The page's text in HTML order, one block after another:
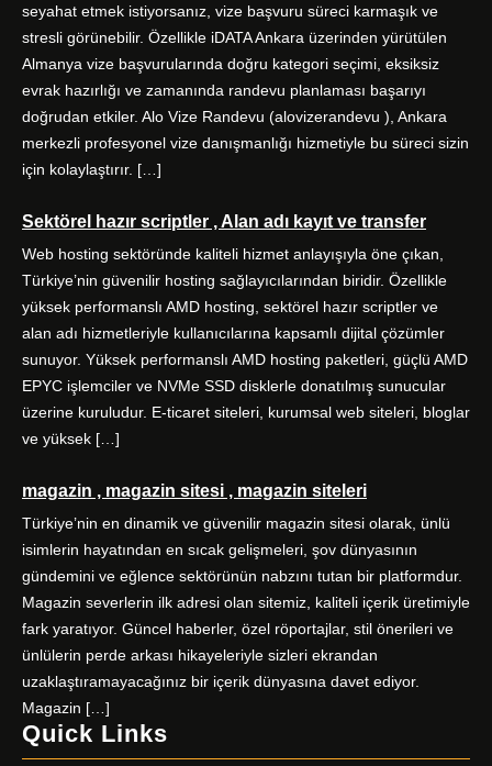
o
k
r
r
a
m
I
n
seyahat etmek istiyorsanız, vize başvuru süreci karmaşık ve
stresli görünebilir. Özellikle iDATA Ankara üzerinden yürütülen
Almanya vize başvurularında doğru kategori seçimi, eksiksiz
evrak hazırlığı ve zamanında randevu planlaması başarıyı
doğrudan etkiler. Alo Vize Randevu (alovizerandevu ), Ankara
merkezli profesyonel vize danışmanlığı hizmetiyle bu süreci sizin
için kolaylaştırır. […]
Sektörel hazır scriptler , Alan adı kayıt ve transfer
Web hosting sektöründe kaliteli hizmet anlayışıyla öne çıkan,
Türkiye’nin güvenilir hosting sağlayıcılarından biridir. Özellikle
yüksek performanslı AMD hosting, sektörel hazır scriptler ve
alan adı hizmetleriyle kullanıcılarına kapsamlı dijital çözümler
sunuyor. Yüksek performanslı AMD hosting paketleri, güçlü AMD
EPYC işlemciler ve NVMe SSD disklerle donatılmış sunucular
üzerine kuruludur. E-ticaret siteleri, kurumsal web siteleri, bloglar
ve yüksek […]
magazin , magazin sitesi , magazin siteleri
Türkiye’nin en dinamik ve güvenilir magazin sitesi olarak, ünlü
isimlerin hayatından en sıcak gelişmeleri, şov dünyasının
gündemini ve eğlence sektörünün nabzını tutan bir platformdur.
Magazin severlerin ilk adresi olan sitemiz, kaliteli içerik üretimiyle
fark yaratıyor. Güncel haberler, özel röportajlar, stil önerileri ve
ünlülerin perde arkası hikayeleriyle sizleri ekrandan
uzaklaştıramayacağınız bir içerik dünyasına davet ediyor.
Magazin […]
Quick Links